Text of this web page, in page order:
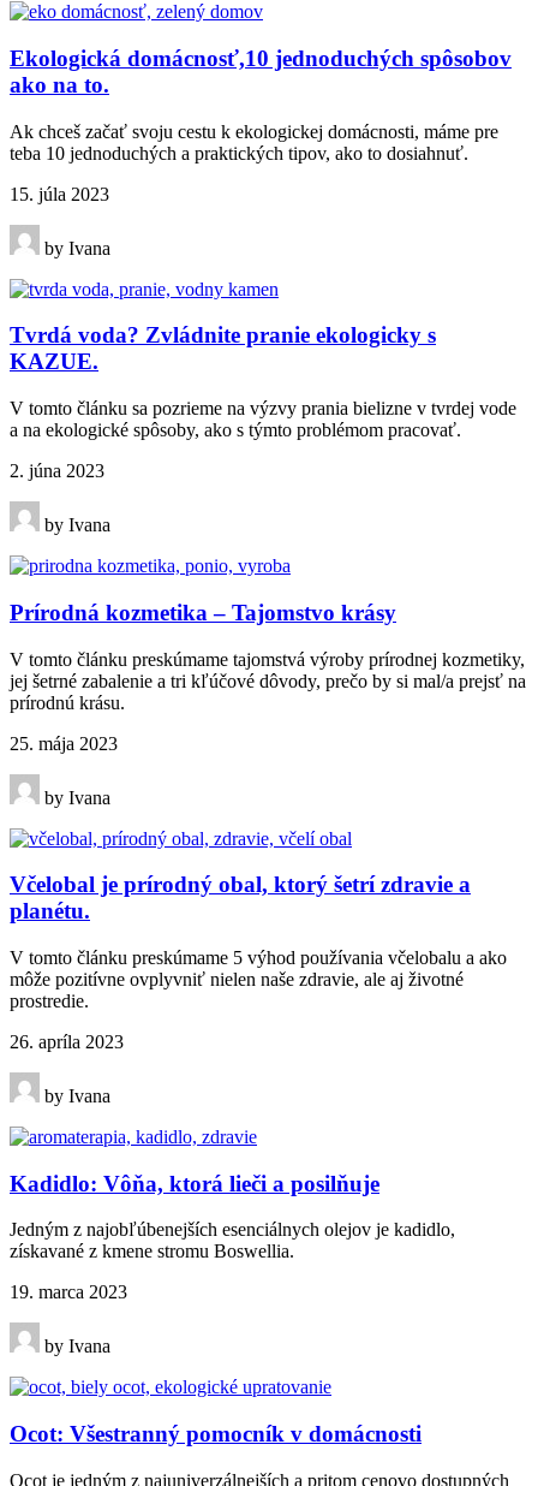
Ekologická domácnosť,10 jednoduchých spôsobov
ako na to.
Ak chceš začať svoju cestu k ekologickej domácnosti, máme pre
teba 10 jednoduchých a praktických tipov, ako to dosiahnuť.
15. júla 2023
by Ivana
Tvrdá voda? Zvládnite pranie ekologicky s
KAZUE.
V tomto článku sa pozrieme na výzvy prania bielizne v tvrdej vode
a na ekologické spôsoby, ako s týmto problémom pracovať.
2. júna 2023
by Ivana
Prírodná kozmetika – Tajomstvo krásy
V tomto článku preskúmame tajomstvá výroby prírodnej kozmetiky,
jej šetrné zabalenie a tri kľúčové dôvody, prečo by si mal/a prejsť na
prírodnú krásu.
25. mája 2023
by Ivana
Včelobal je prírodný obal, ktorý šetrí zdravie a
planétu.
V tomto článku preskúmame 5 výhod používania včelobalu a ako
môže pozitívne ovplyvniť nielen naše zdravie, ale aj životné
prostredie.
26. apríla 2023
by Ivana
Kadidlo: Vôňa, ktorá lieči a posilňuje
Jedným z najobľúbenejších esenciálnych olejov je kadidlo,
získavané z kmene stromu Boswellia.
19. marca 2023
by Ivana
Ocot: Všestranný pomocník v domácnosti
Ocot je jedným z najuniverzálnejších a pritom cenovo dostupných